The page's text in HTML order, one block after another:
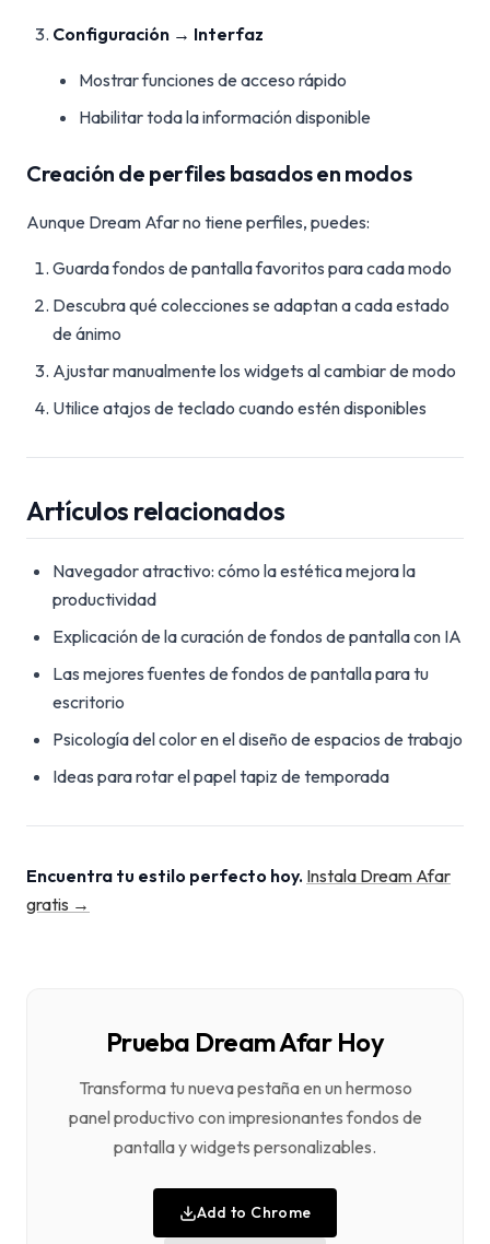
Configuración → Interfaz
Mostrar funciones de acceso rápido
Habilitar toda la información disponible
Creación de perfiles basados en modos
Aunque Dream Afar no tiene perfiles, puedes:
Guarda fondos de pantalla favoritos para cada modo
Descubra qué colecciones se adaptan a cada estado
de ánimo
Ajustar manualmente los widgets al cambiar de modo
Utilice atajos de teclado cuando estén disponibles
Artículos relacionados
Navegador atractivo: cómo la estética mejora la
productividad
Explicación de la curación de fondos de pantalla con IA
Las mejores fuentes de fondos de pantalla para tu
escritorio
Psicología del color en el diseño de espacios de trabajo
Ideas para rotar el papel tapiz de temporada
Encuentra tu estilo perfecto hoy. Instala Dream Afar
gratis →
Prueba Dream Afar Hoy
Transforma tu nueva pestaña en un hermoso
panel productivo con impresionantes fondos de
pantalla y widgets personalizables.
Add to Chrome